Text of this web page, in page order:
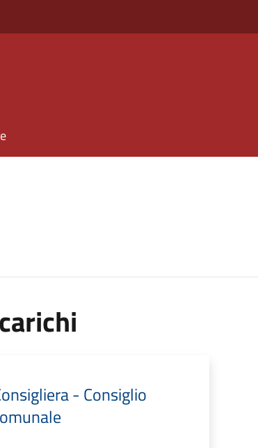
- Consiglio